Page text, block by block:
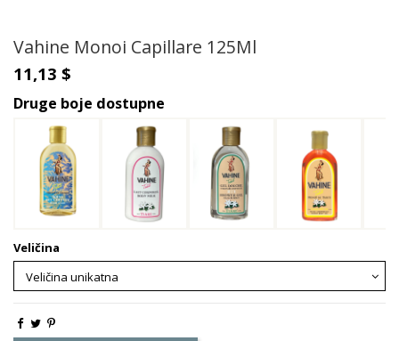
Vahine Monoi Capillare 125Ml
11,13 $
Druge boje dostupne
Veličina